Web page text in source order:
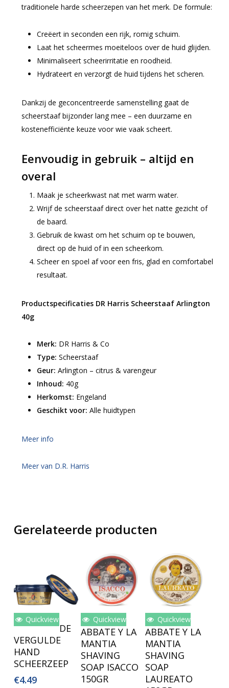
traditionele harde scheerzepen van het merk. De formule:
Creëert in seconden een rijk, romig schuim.
Laat het scheermes moeiteloos over de huid glijden.
Minimaliseert scheerirritatie en roodheid.
Hydrateert en verzorgt de huid tijdens het scheren.
Dankzij de geconcentreerde samenstelling gaat de
scheerstaaf bijzonder lang mee – een duurzame en
kostenefficiënte keuze voor wie vaak scheert.
Eenvoudig in gebruik – altijd en
overal
Maak je scheerkwast nat met warm water.
Wrijf de scheerstaaf direct over het natte gezicht of
de baard.
Gebruik de kwast om het schuim op te bouwen,
direct op de huid of in een scheerkom.
Scheer en spoel af voor een fris, glad en comfortabel
resultaat.
Productspecificaties DR Harris Scheerstaaf Arlington
40g
Merk: DR Harris & Co
Type: Scheerstaaf
Geur: Arlington – citrus & varengeur
Inhoud: 40g
Herkomst: Engeland
Geschikt voor: Alle huidtypen
Meer info
Meer van D.R. Harris
Gerelateerde producten
Toevoegen
Aan
Winkelwagen
Quickview
DE
VERGULDE
HAND
SCHEERZEEP
€4.49
Lees Verder
Quickview
ABBATE Y LA
MANTIA
SHAVING
SOAP ISACCO
150GR
Lees Verder
Quickview
ABBATE Y LA
MANTIA
SHAVING
SOAP
LAUREATO